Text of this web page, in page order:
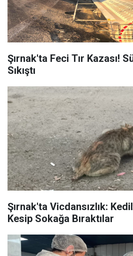
Şırnak'ta Feci Tır Kazası!
Sıkıştı
Şırnak'ta Vicdansızlık:
Kesip Sokağa Bıraktılar